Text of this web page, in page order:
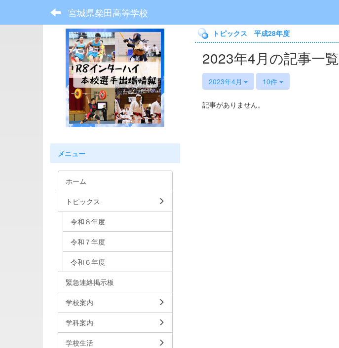
宮城県柴田高等学校
トピックス 平成28年度
2023年4月の記事一覧
2023年4月 10件
記事がありません。
メニュー
ホーム
トピックス
令和８年度
令和７年度
令和６年度
緊急連絡掲示板
学校案内
学科案内
学校生活